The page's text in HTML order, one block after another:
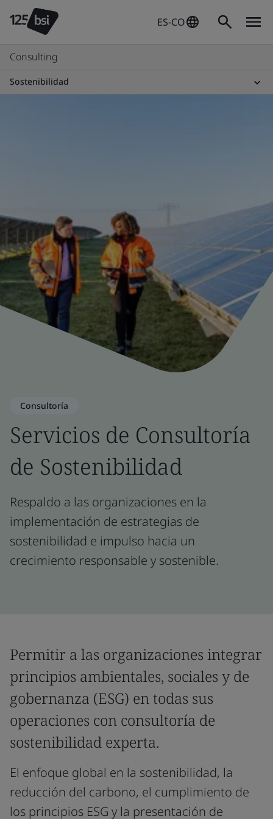
ES-CO
Consulting
Sostenibilidad
Consultoría
Servicios de Consultoría
de Sostenibilidad
Respaldo a las organizaciones en la
implementación de estrategias de
sostenibilidad e impulso hacia un
crecimiento responsable y sostenible.
Permitir a las organizaciones integrar
principios ambientales, sociales y de
gobernanza (ESG) en todas sus
operaciones con consultoría de
sostenibilidad experta.
El enfoque global en la sostenibilidad, la
reducción del carbono, el cumplimiento de
los principios ESG y la presentación de